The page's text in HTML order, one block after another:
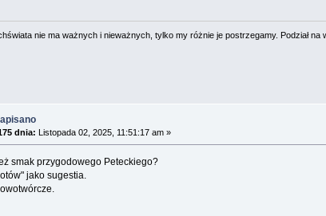
nie ma ważnych i nieważnych, tylko my różnie je postrzegamy. Podział
dnia: Listopada 02, 2025, 11:51:17 am »
smak przygodowego Peteckiego?
jako sugestia.